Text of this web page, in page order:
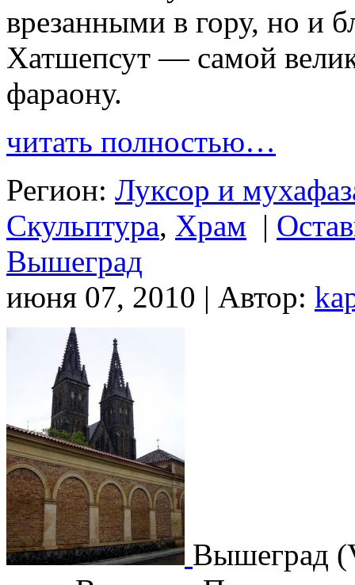
врезанными в гору, но и
Хатшепсут — самой
фараону.
читать полностью…
Регион: Луксор и
Скульптура, Храм |
Вышеград
июня 07, 2010 | Автор:
Вышеград